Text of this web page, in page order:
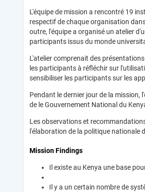
L'équipe de mission a rencontré 19
respectif de chaque organisation
outre, l'équipe a organisé un atelier
participants issus du monde
L'atelier comprenait des
les participants à réfléchir sur
sensibiliser les participants sur les
Pendant le dernier jour de la mission,
de le Gouvernement National du
Les observations et
l'élaboration de la politique nationale
Mission Findings
Il existe au Kenya une base
Il y a un certain nombre de